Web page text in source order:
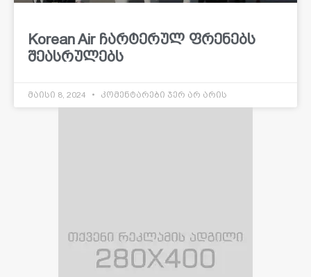
Korean Air ჩარტერულ ფრენებს
შეასრულებს
მაისი 8, 2024 კომენტარები ჯერ არ არის